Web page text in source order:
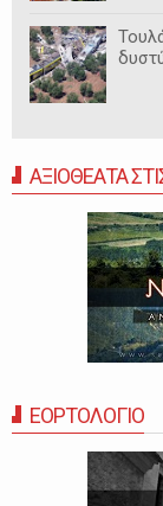
ΑΞΙΟΘΕΑΤΑ
ΕΟΡΤΟΛΟΓΙΟ